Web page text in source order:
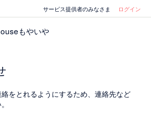
サービス提供者のみなさま ログイン
もやいや
をとれるようにするため、連絡先など